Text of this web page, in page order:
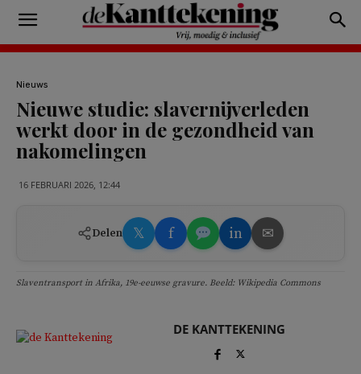
Nieuws
Nieuwe studie: slavernijverleden
werkt door in de gezondheid van
nakomelingen
16 FEBRUARI 2026, 12:44
Delen 𝕏 f in ✉
Slaventransport in Afrika, 19e-eeuwse gravure. Beeld: Wikipedia Commons
DE KANTTEKENING